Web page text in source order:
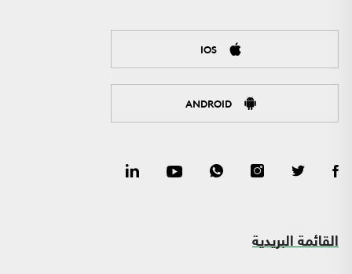
IOS
ANDROID
القائمة البريدية